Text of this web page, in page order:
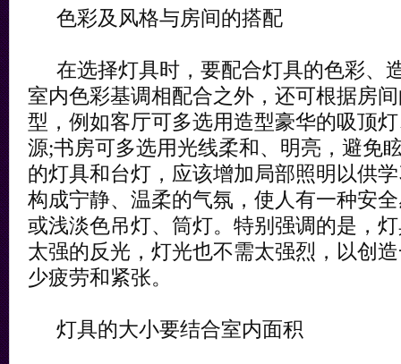
色彩及风格与房间的搭配
在选择灯具时，要配合灯具的色彩、
室内色彩基调相配合之外，还可根据房
型，例如客厅可多选用造型豪华的吸顶
源;书房可多选用光线柔和、明亮，避免
的灯具和台灯，应该增加局部照明以供
构成宁静、温柔的气氛，使人有一种安
或浅淡色吊灯、筒灯。特别强调的是，
太强的反光，灯光也不需太强烈，以创
少疲劳和紧张。
灯具的大小要结合室内面积